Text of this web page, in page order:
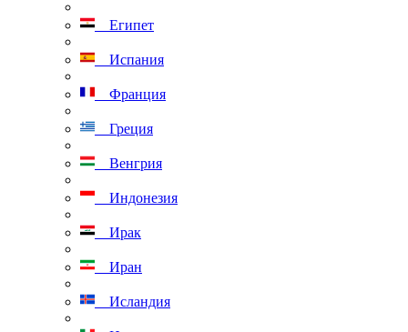
Египет
Испания
Франция
Греция
Венгрия
Индонезия
Ирак
Иран
Исландия